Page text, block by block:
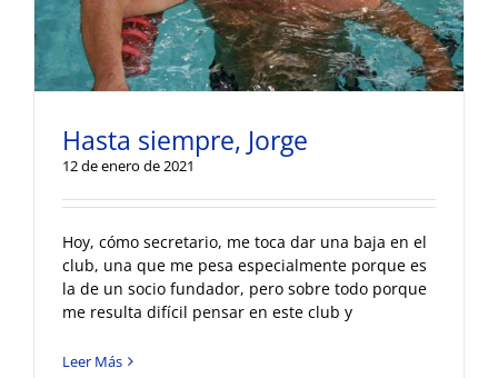
Hasta siempre, Jorge
12 de enero de 2021
Hoy, cómo secretario, me toca dar una baja en el
club, una que me pesa especialmente porque es
la de un socio fundador, pero sobre todo porque
me resulta difícil pensar en este club y
Leer Más